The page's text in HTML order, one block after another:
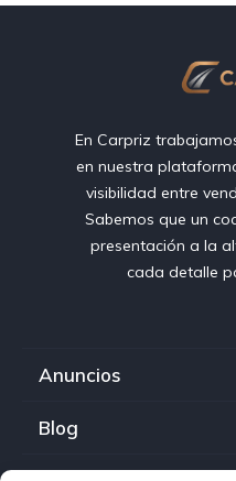
En Carpriz
en nuestra
visibilidad entre
Sabemos que un
presentación a la
cada detalle
Anuncios
Blog